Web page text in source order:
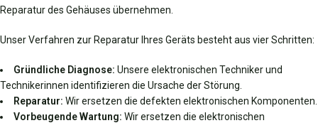
Reparatur des Gehäuses übernehmen.
Unser Verfahren zur Reparatur Ihres Geräts besteht aus vier Schritten:
Gründliche Diagnose: Unsere elektronischen Techniker und
Technikerinnen identifizieren die Ursache der Störung.
Reparatur: Wir ersetzen die defekten elektronischen Komponenten.
Vorbeugende Wartung: Wir ersetzen die elektronischen